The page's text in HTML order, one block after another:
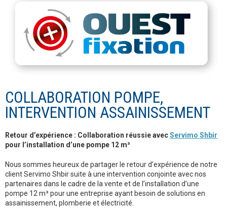
COLLABORATION POMPE,
INTERVENTION ASSAINISSEMENT
Retour d’expérience : Collaboration réussie avecServimo Shbir
pour l’installation d’une pompe 12 m³
Nous sommes heureux de partager le retour d’expérience de notre
client Servimo Shbir suite à une intervention conjointe avec nos
partenaires dans le cadre de la vente et de l’installation d’une
pompe 12 m³ pour une entreprise ayant besoin de solutions en
assainissement, plomberie et électricité.